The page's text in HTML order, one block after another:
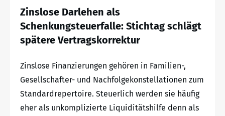
Zinslose Darlehen als
Schenkungsteuerfalle: Stichtag schlägt
spätere Vertragskorrektur
Zinslose Finanzierungen gehören in Familien-,
Gesellschafter- und Nachfolgekonstellationen zum
Standardrepertoire. Steuerlich werden sie häufig
eher als unkomplizierte Liquiditätshilfe denn als